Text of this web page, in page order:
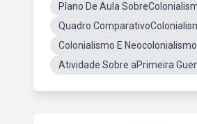
Plano De Aula
Quadro
Colonialismo E
Atividade Sobre aPrimeira